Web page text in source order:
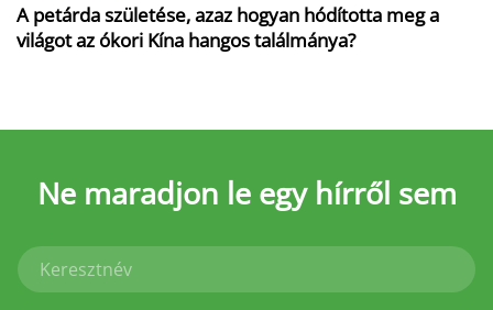
A petárda születése, azaz hogyan hódította meg a
világot az ókori Kína hangos találmánya?
Ne maradjon le egy hírről sem